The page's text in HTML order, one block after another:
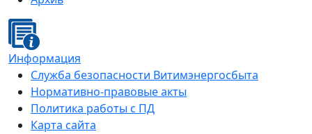
Информация
Служба безопасности Витимэнергосбыта
Нормативно-правовые акты
Политика работы с ПД
Карта сайта